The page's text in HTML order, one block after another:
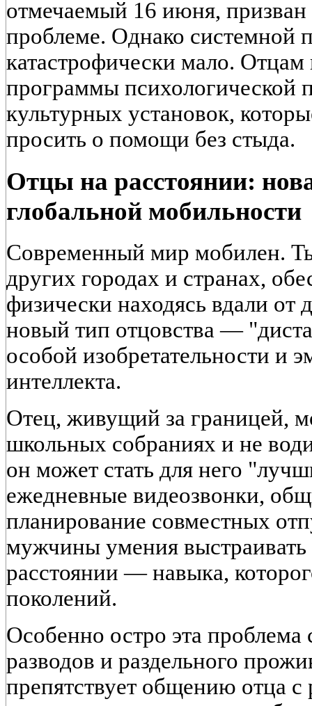
отмечаемый 16 июня,
проблеме. Однако системной
катастрофически мало.
программы психологической
культурных установок,
просить о помощи без стыда.
Отцы на расстоянии:
глобальной мобильности
Современный мир мобилен.
других городах и странах,
физически находясь вдали от
новый тип отцовства —
особой изобретательности и
интеллекта.
Отец, живущий за границей,
школьных собраниях и не
он может стать для него
ежедневные видеозвонки,
планирование совместных
мужчины умения
расстоянии — навыка,
поколений.
Особенно остро эта проблема
разводов и раздельного
препятствует общению отца